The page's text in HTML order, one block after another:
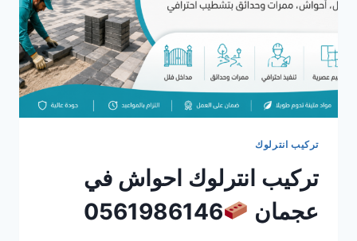
تركيب انترلوك
تركيب انترلوك احواش في
عجمان
0561986146